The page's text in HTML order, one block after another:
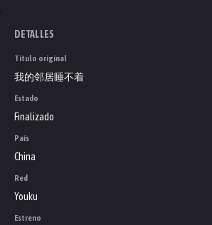
DETALLES
Título original
我的邻居睡不着
Estado
Finalizado
País
China
Red
Youku
Estreno